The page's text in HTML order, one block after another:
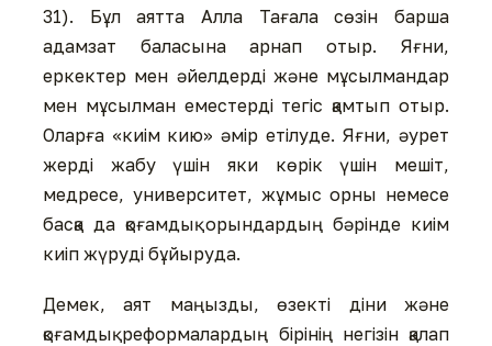
31). Бұл аятта Алла Тағала сөзін барша
адамзат баласына арнап отыр. Яғни,
еркектер мен әйелдерді және мұсылмандар
мен мұсылман еместерді тегіс қамтып отыр.
Оларға «киім кию» әмір етілуде. Яғни, әурет
жерді жабу үшін яки көрік үшін мешіт,
медресе, университет, жұмыс орны немесе
басқа да қоғамдық орындардың бәрінде киім
киіп жүруді бұйыруда.
Демек, аят маңызды, өзекті діни және
қоғамдық реформалардың бірінің негізін қалап